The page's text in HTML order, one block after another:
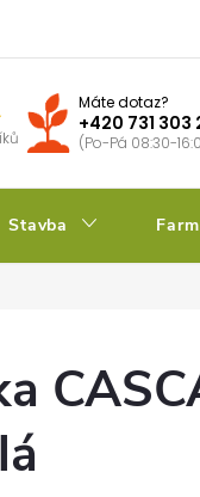
Máte dotaz?
+420 731 303
(Po-Pá 08:30-
Stavba